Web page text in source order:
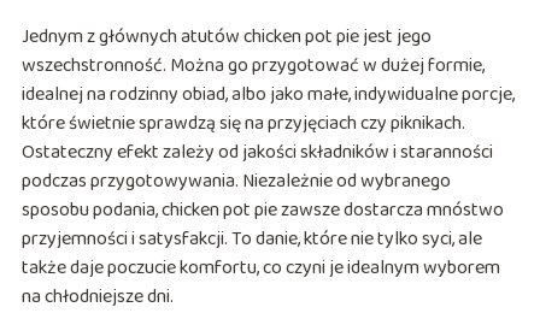
Jednym z głównych atutów chicken pot pie jest jego
wszechstronność. Można go przygotować w dużej formie,
idealnej na rodzinny obiad, albo jako małe, indywidualne porcje,
które świetnie sprawdzą się na przyjęciach czy piknikach.
Ostateczny efekt zależy od jakości składników i staranności
podczas przygotowywania. Niezależnie od wybranego
sposobu podania, chicken pot pie zawsze dostarcza mnóstwo
przyjemności i satysfakcji. To danie, które nie tylko syci, ale
także daje poczucie komfortu, co czyni je idealnym wyborem
na chłodniejsze dni.